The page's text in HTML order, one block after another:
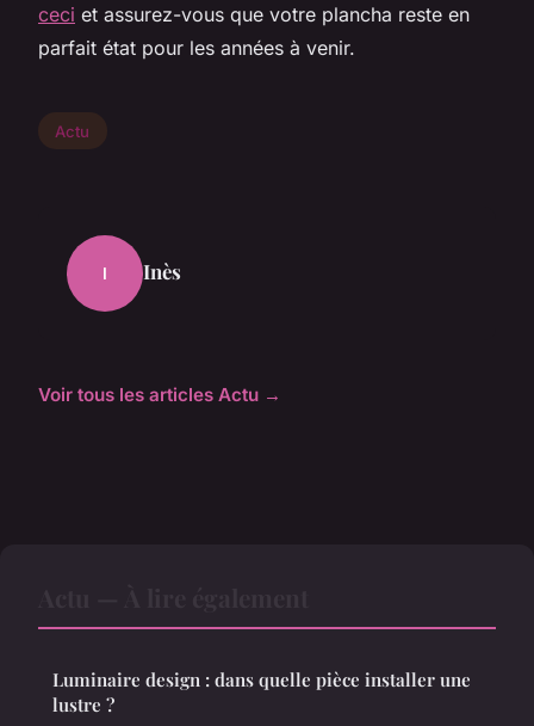
ceci et assurez-vous que votre plancha reste en
parfait état pour les années à venir.
Actu
I Inès
Voir tous les articles Actu →
Luminaire design : dans quelle pièce installer une
lustre ?